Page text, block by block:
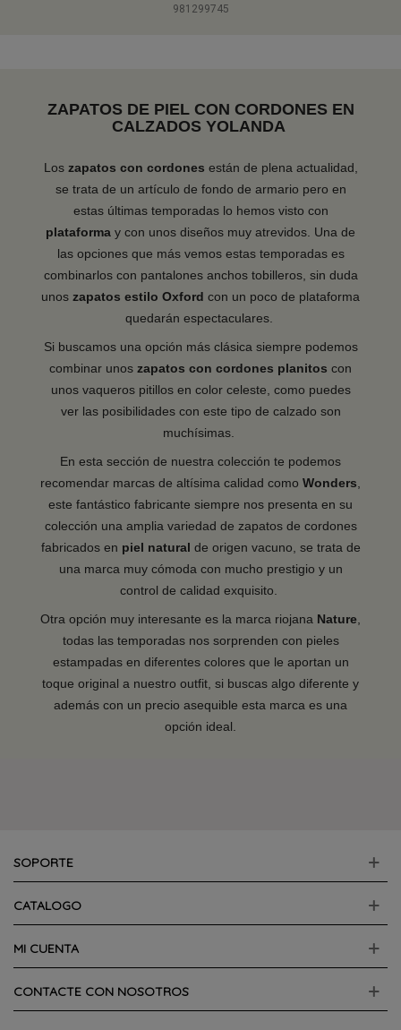
981299745
ZAPATOS DE PIEL CON CORDONES EN
CALZADOS YOLANDA
Los zapatos con cordones están de plena actualidad,
se trata de un artículo de fondo de armario pero en
estas últimas temporadas lo hemos visto con
plataforma y con unos diseños muy atrevidos. Una de
las opciones que más vemos estas temporadas es
combinarlos con pantalones anchos tobilleros, sin duda
unos zapatos estilo Oxford con un poco de plataforma
quedarán espectaculares.
Si buscamos una opción más clásica siempre podemos
combinar unos zapatos con cordones planitos con
unos vaqueros pitillos en color celeste, como puedes
ver las posibilidades con este tipo de calzado son
muchísimas.
En esta sección de nuestra colección te podemos
recomendar marcas de altísima calidad como Wonders
este fantástico fabricante siempre nos presenta en su
colección una amplia variedad de zapatos de cordones
fabricados en piel natural de origen vacuno, se trata de
una marca muy cómoda con mucho prestigio y un
control de calidad exquisito.
Otra opción muy interesante es la marca riojana Nature
todas las temporadas nos sorprenden con pieles
estampadas en diferentes colores que le aportan un
toque original a nuestro outfit, si buscas algo diferente y
además con un precio asequible esta marca es una
opción ideal.
SOPORTE
CATALOGO
MI CUENTA
CONTACTE CON NOSOTROS